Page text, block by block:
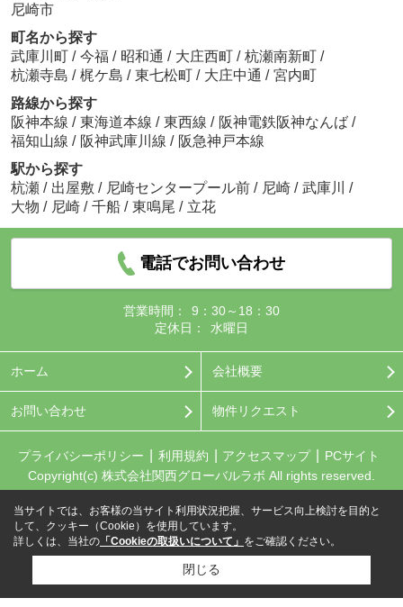
尼崎市
町名から探す
武庫川町 / 今福 / 昭和通 / 大庄西町 / 杭瀬南新町 /
杭瀬寺島 / 梶ケ島 / 東七松町 / 大庄中通 / 宮内町
路線から探す
阪神本線 / 東海道本線 / 東西線 / 阪神電鉄阪神なんば /
福知山線 / 阪神武庫川線 / 阪急神戸本線
駅から探す
杭瀬 / 出屋敷 / 尼崎センタープール前 / 尼崎 / 武庫川
/
大物 / 尼崎 / 千船 / 東鳴尾 / 立花
電話でお問い合わせ
営業時間：
9：30～18：30
定休日：
水曜日
ホーム 会社概要
お問い合わせ 物件リクエスト
プライバシーポリシー 利用規約 アクセスマップ
PCサイト
Copyright(c) 株式会社関西グローバルラボ All rights reserved.
当サイトでは、お客様の当サイト利用状況把握、サービス向上検討を目的と
して、クッキー（Cookie）を使用しています。
詳しくは、当社の 「Cookieの取扱いについて」 をご確認ください。
閉じる